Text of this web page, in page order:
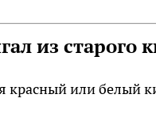
из старого
красный или белый